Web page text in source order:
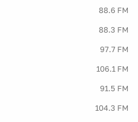
88.6 FM
88.3 FM
97.7 FM
106.1 FM
91.5 FM
104.3 FM